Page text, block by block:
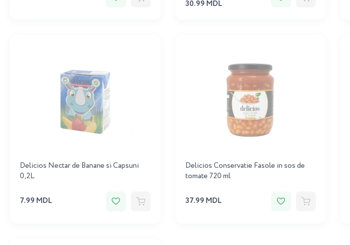
30.99 MDL
Delicios Nectar de Banane si Capsuni
0,2L
7.99 MDL
Delicios Conservatie Fasole in sos de
tomate 720 ml
37.99 MDL